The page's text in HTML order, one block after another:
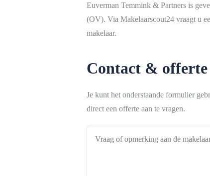
Euverman Temmink & Partners is
(OV). Via Makelaarscout24 vraagt u
makelaar.
Contact & offerte
Je kunt het onderstaande formulier
direct een offerte aan te vragen.